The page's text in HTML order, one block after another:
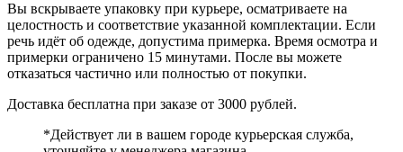
Вы вскрываете упаковку при курьере, осматриваете на
целостность и соответствие указанной комплектации. Если
речь идёт об одежде, допустима примерка. Время осмотра и
примерки ограничено 15 минутами. После вы можете
отказаться частично или полностью от покупки.
Доставка бесплатна при заказе от 3000 рублей.
*Действует ли в вашем городе курьерская служба,